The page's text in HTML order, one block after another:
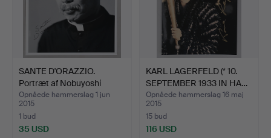
SANTE D'ORAZZIO.
Portræt af Nobuyoshi
Arak…
Opnåede hammerslag 1 jun
2015
1 bud
35 USD
KARL LAGERFELD (* 10.
SEPTEMBER 1933 IN HA…
Opnåede hammerslag 16 maj
2015
15 bud
116 USD